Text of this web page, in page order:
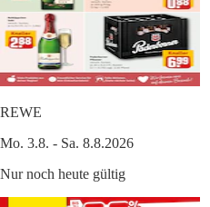
REWE
Mo. 3.8. - Sa. 8.8.2026
Nur noch heute gültig